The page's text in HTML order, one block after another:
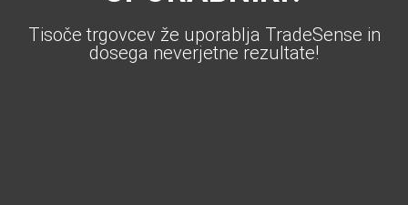
Tisoče trgovcev že uporablja TradeSense in
dosega neverjetne rezultate!